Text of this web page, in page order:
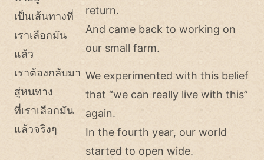
เป็นเส้นทางที่
เราเลือกมัน
แล้ว
เราต้องกลับมา
สู่หนทาง
ที่เราเลือกมัน
แล้วจริงๆ
return.
And came back to working on
our small farm.
We experimented with this belief
that “we can really live with this”
again.
In the fourth year, our world
started to open wide.